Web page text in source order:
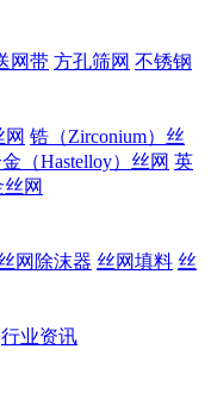
网带 方孔筛网 不锈钢
锆（Zirconium）丝
（Hastelloy）丝网 英
网
网除沫器 丝网填料 丝
行业资讯